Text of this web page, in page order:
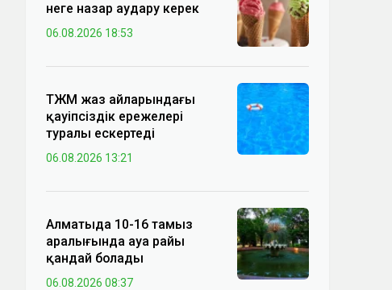
неге назар аудару керек
06.08.2026 18:53
ТЖМ жаз айларындағы
қауіпсіздік ережелері
туралы ескертеді
06.08.2026 13:21
Алматыда 10-16 тамыз
аралығында ауа райы
қандай болады
06.08.2026 08:37